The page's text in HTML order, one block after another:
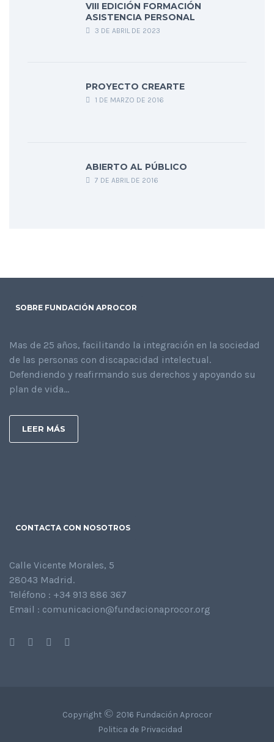
VIII EDICIÓN FORMACIÓN
ASISTENCIA PERSONAL
3 DE ABRIL DE 2023
PROYECTO CREARTE
1 DE MARZO DE 2016
ABIERTO AL PÚBLICO
7 DE ABRIL DE 2016
SOBRE FUNDACIÓN APROCOR
Mas de 25 años, facilitando la integración en la sociedad
de las personas con discapacidad intelectual.
Defendiendo y reafirmando sus derechos y apoyando su
plan de vida...
LEER MÁS
CONTACTA CON NOSOTROS
Calle Vicente Morales, 5
28043 Madrid.
Teléfono : +34 913 886 367
Email : comunicacion@fundacionaprocor.org
Copyright © 2016 Fundación Aprocor
Politica de Privacidad